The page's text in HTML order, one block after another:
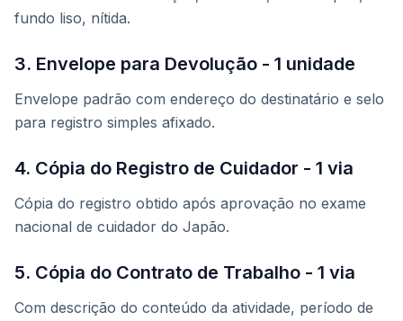
fundo liso, nítida.
3. Envelope para Devolução - 1 unidade
Envelope padrão com endereço do destinatário e selo
para registro simples afixado.
4. Cópia do Registro de Cuidador - 1 via
Cópia do registro obtido após aprovação no exame
nacional de cuidador do Japão.
5. Cópia do Contrato de Trabalho - 1 via
Com descrição do conteúdo da atividade, período de